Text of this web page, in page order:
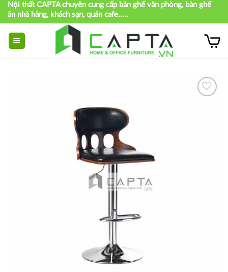
Skip
content
Nội thất CAPTA chuyên cung cấp bàn ghế văn phòng, bàn ghế
ăn nhà hàng, khách sạn, quán cafe.....